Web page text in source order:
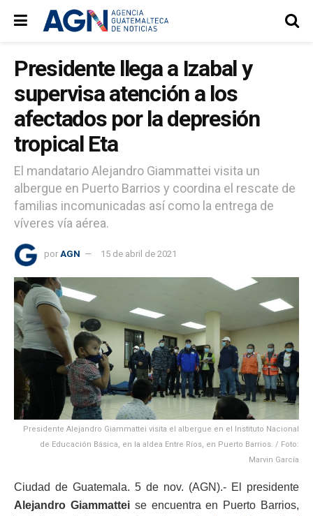
Presidente llega a Izabal y
supervisa atención a los
afectados por la depresión
tropical Eta
El mandatario Alejandro Giammattei visita un
albergue en Puerto Barrios y coordina el rescate de
familias incomunicadas así como la entrega de
víveres vía aérea.
por AGN 15 de abril de 2021
Presidente Alejandro Giammattei visita el albergue en el Instituto Nacional
de Educación Básica, en la aldea Entre Ríos, en Puerto Barrios. / Foto:
Marvin García
Ciudad de Guatemala. 5 de nov. (AGN).- El presidente
Alejandro Giammatteise encuentra en Puerto Barrios,